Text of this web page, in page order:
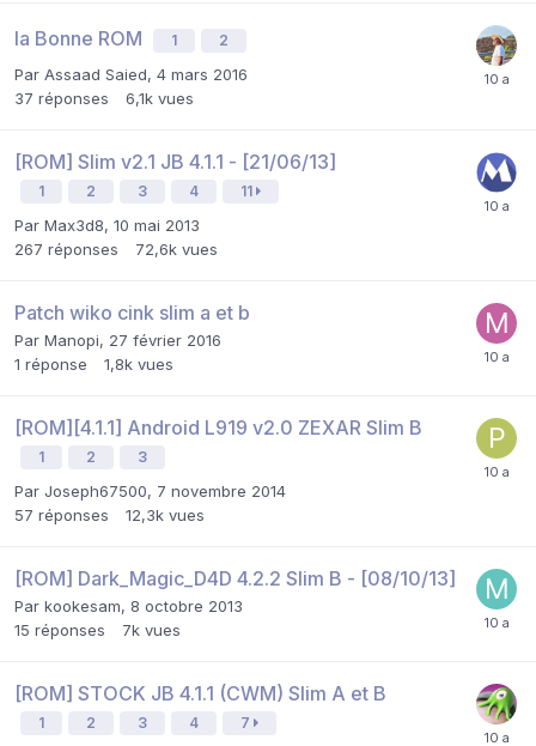
la Bonne ROM 1 2
Par Assaad Saied, 4 mars 2016
37 réponses 6,1k vues
[ROM] Slim v2.1 JB 4.1.1 - [21/06/13]
1 2 3 4 11
Par Max3d8, 10 mai 2013
267 réponses 72,6k vues
Patch wiko cink slim a et b
Par Manopi, 27 février 2016
1 réponse 1,8k vues
[ROM][4.1.1] Android L919 v2.0 ZEXAR Slim B
1 2 3
Par Joseph67500, 7 novembre 2014
57 réponses 12,3k vues
[ROM] Dark_Magic_D4D 4.2.2 Slim B - [08/10/13]
Par kookesam, 8 octobre 2013
15 réponses 7k vues
[ROM] STOCK JB 4.1.1 (CWM) Slim A et B
1 2 3 4 7